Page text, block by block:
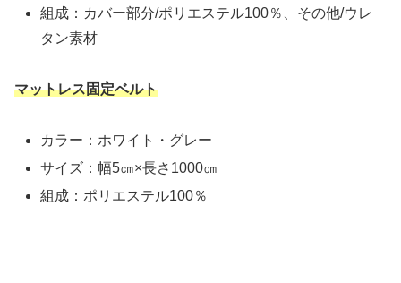
組成：カバー部分/ポリエステル100％、その他/ウレ
タン素材
マットレス固定ベルト
カラー：ホワイト・グレー
サイズ：幅5㎝×長さ1000㎝
組成：ポリエステル100％